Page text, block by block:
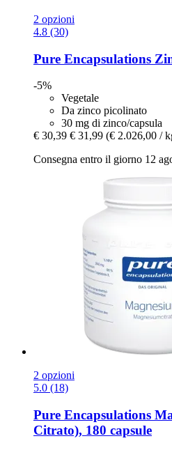
2 opzioni
4.8 (30)
Pure Encapsulations
-5%
Vegetale
Da zinco picolinato
30 mg di zinco/capsula
€ 30,39 € 31,99 (€ 2.026,00 /
Consegna entro il giorno 12
2 opzioni
5.0 (18)
Pure Encapsulations
Citrato), 180 capsule